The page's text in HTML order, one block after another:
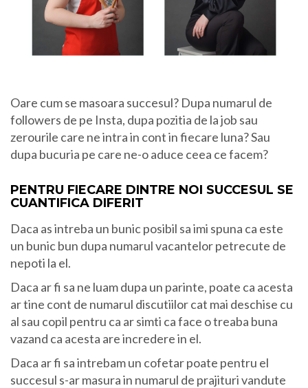
Oare cum se masoara succesul? Dupa numarul de
followers de pe Insta, dupa pozitia de la job sau
zerourile care ne intra in cont in fiecare luna? Sau
dupa bucuria pe care ne-o aduce ceea ce facem?
PENTRU FIECARE DINTRE NOI SUCCESUL SE
CUANTIFICA DIFERIT
Daca as intreba un bunic posibil sa imi spuna ca este
un bunic bun dupa numarul vacantelor petrecute de
nepoti la el.
Daca ar fi sa ne luam dupa un parinte, poate ca acesta
ar tine cont de numarul discutiilor cat mai deschise cu
al sau copil pentru ca ar simti ca face o treaba buna
vazand ca acesta are incredere in el.
Daca ar fi sa intrebam un cofetar poate pentru el
succesul s-ar masura in numarul de prajituri vandute